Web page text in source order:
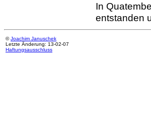
In
entstanden
©Joachim Januschek
Letzte Änderung: 13-02-07
Haftungsausschluss